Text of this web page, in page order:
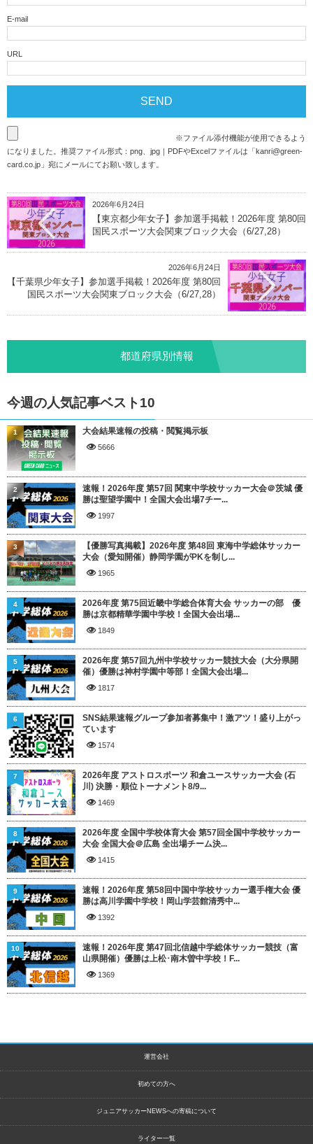
E-mail
URL
※ファイル添付機能が使用できるよう
になりました。推奨ファイル形式：png、jpg｜PDFやExcelファイルは「 kanri@green-
card.co.jp 」宛にメールにてお願い致します。
2026年6月24日
【東京都少年女子】参加選手掲載！2026年度 第80回
国民スポーツ大会関東ブロック大会（6/27,28）
2026年6月24日
【千葉県少年女子】参加選手掲載！2026年度 第80回
国民スポーツ大会関東ブロック大会（6/27,28）
都道府県別情報
今週の人気記事ベスト10
大会結果速報の投稿・閲覧掲示板
5666
1
速報！2026年度 第57回 関東中学校サッカー大会＠茨城 優
勝は聖望学園中！全国大会出場7チー...
1997
2
【優勝写真掲載】2026年度 第48回 東海中学総体サッカー
大会（愛知開催）静岡学園がPKを制し...
1965
3
2026年度 第75回近畿中学総合体育大会 サッカーの部 優
勝は京都精華学園中学校！全国大会出場...
1849
4
2026年度 第57回九州中学校サッカー競技大会（大分県開
催）優勝は神村学園中等部！全国大会出場...
1817
5
SNS結果速報グループ参加者募集中！激アツ！盛り上がっ
ています
1574
6
2026年度 アストロスポーツ 和倉ユースサッカー大会 (石
川) 決勝・順位トーナメント8/9...
1469
7
2026年度 全国中学校体育大会 第57回全国中学校サッカー
大会 全国大会＠広島 全出場チーム決...
1415
8
速報！2026年度 第58回中国中学校サッカー選手権大会 優
勝は高川学園中学校！岡山学芸館清秀中...
1392
9
速報！2026年度 第47回北信越中学総体サッカー競技（富
山県開催）優勝は上松･南木曽中学校！F...
1369
10
運営会社
初めての方へ
ジュニアサッカーNEWSへの寄稿について
ライター一覧